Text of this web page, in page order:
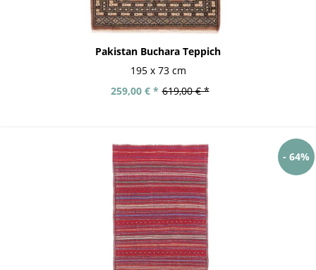
Pakistan Buchara Teppich
195 x 73 cm
619,00 € *
259,00 € *
- 64%